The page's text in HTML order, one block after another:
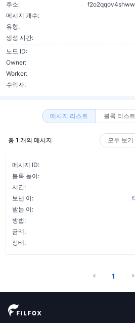
주소:
메시지 개수:
유형:
생성 시간:
노드 ID:
Owner:
Worker:
수익자:
메시지 리스트 블록 리스트
총 1 개의 메시지
메시지 ID:
블록 높이:
시간:
보낸 이:
받는 이:
방법:
금액:
상태:
1